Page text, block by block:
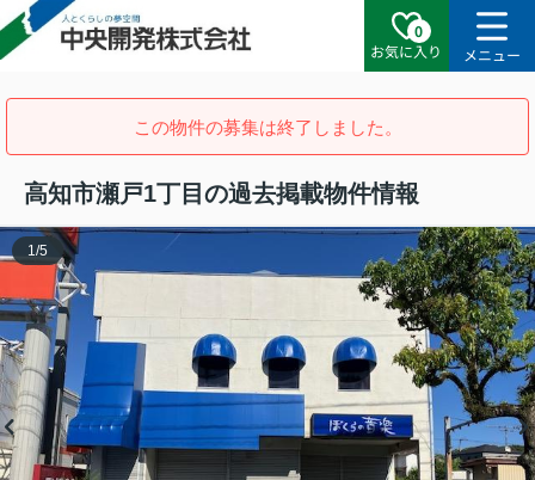
0
お気に入り
メニュー
この物件の募集は終了しました。
高知市瀬戸1丁目の過去掲載物件情報
1 /5